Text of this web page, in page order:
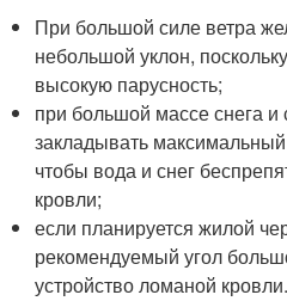
При большой силе ветра
небольшой уклон,
высокую парусность;
при большой массе снега
закладывать
чтобы вода и снег
кровли;
если планируется жилой
рекомендуемый угол
устройство ломаной кровли.